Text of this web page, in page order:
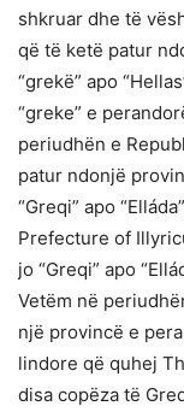
shkruar dhe të
që të ketë patur
“grekë” apo
“greke” e
periudhën e
patur ndonjë
“Greqi” apo
Prefecture of
jo “Greqi” apo
Vetëm në
një provincë e
lindore që quhej
disa copëza të